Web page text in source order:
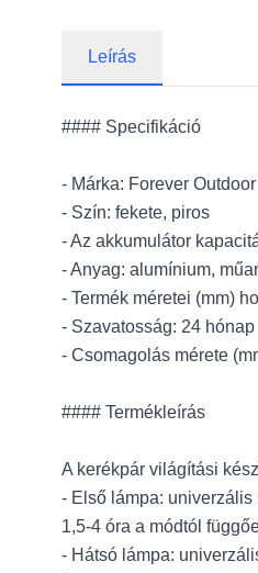
Leírás
#### Specifikáció
- Márka: Forever Outdoor
- Szín: fekete, piros
- Az akkumulátor
- Anyag: alumínium,
- Termék méretei (mm)
- Szavatosság: 24 hónap
- Csomagolás mérete
#### Termékleírás
A kerékpár világítási
- Első lámpa: univerzális
1,5-4 óra a módtól
- Hátsó lámpa: